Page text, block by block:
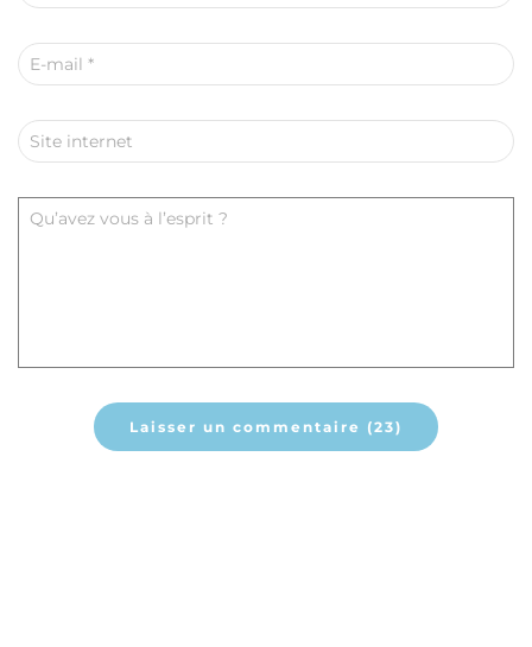
E-mail *
Site internet
Qu’avez vous à l’esprit ?